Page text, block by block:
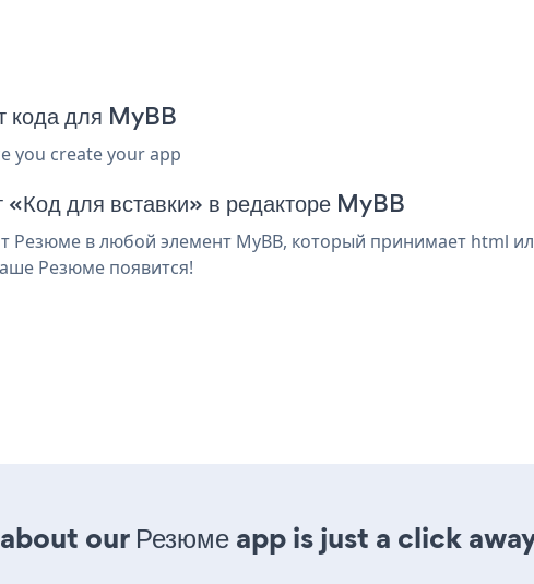
кода для MyBB
you create your app
для вставки» в редакторе MyBB
Резюме в любой элемент MyBB, который принимает html
Резюме появится!
our Резюме app is just a click